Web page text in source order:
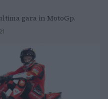
gara in MotoGp.